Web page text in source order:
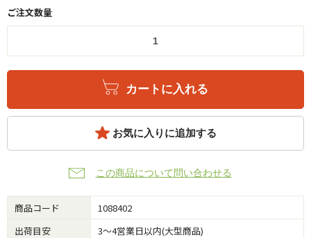
ご注文数量
カートに入れる
お気に入りに追加する
この商品について問い合わせる
商品コード
1088402
出荷目安
3～4営業日以内(大型商品)